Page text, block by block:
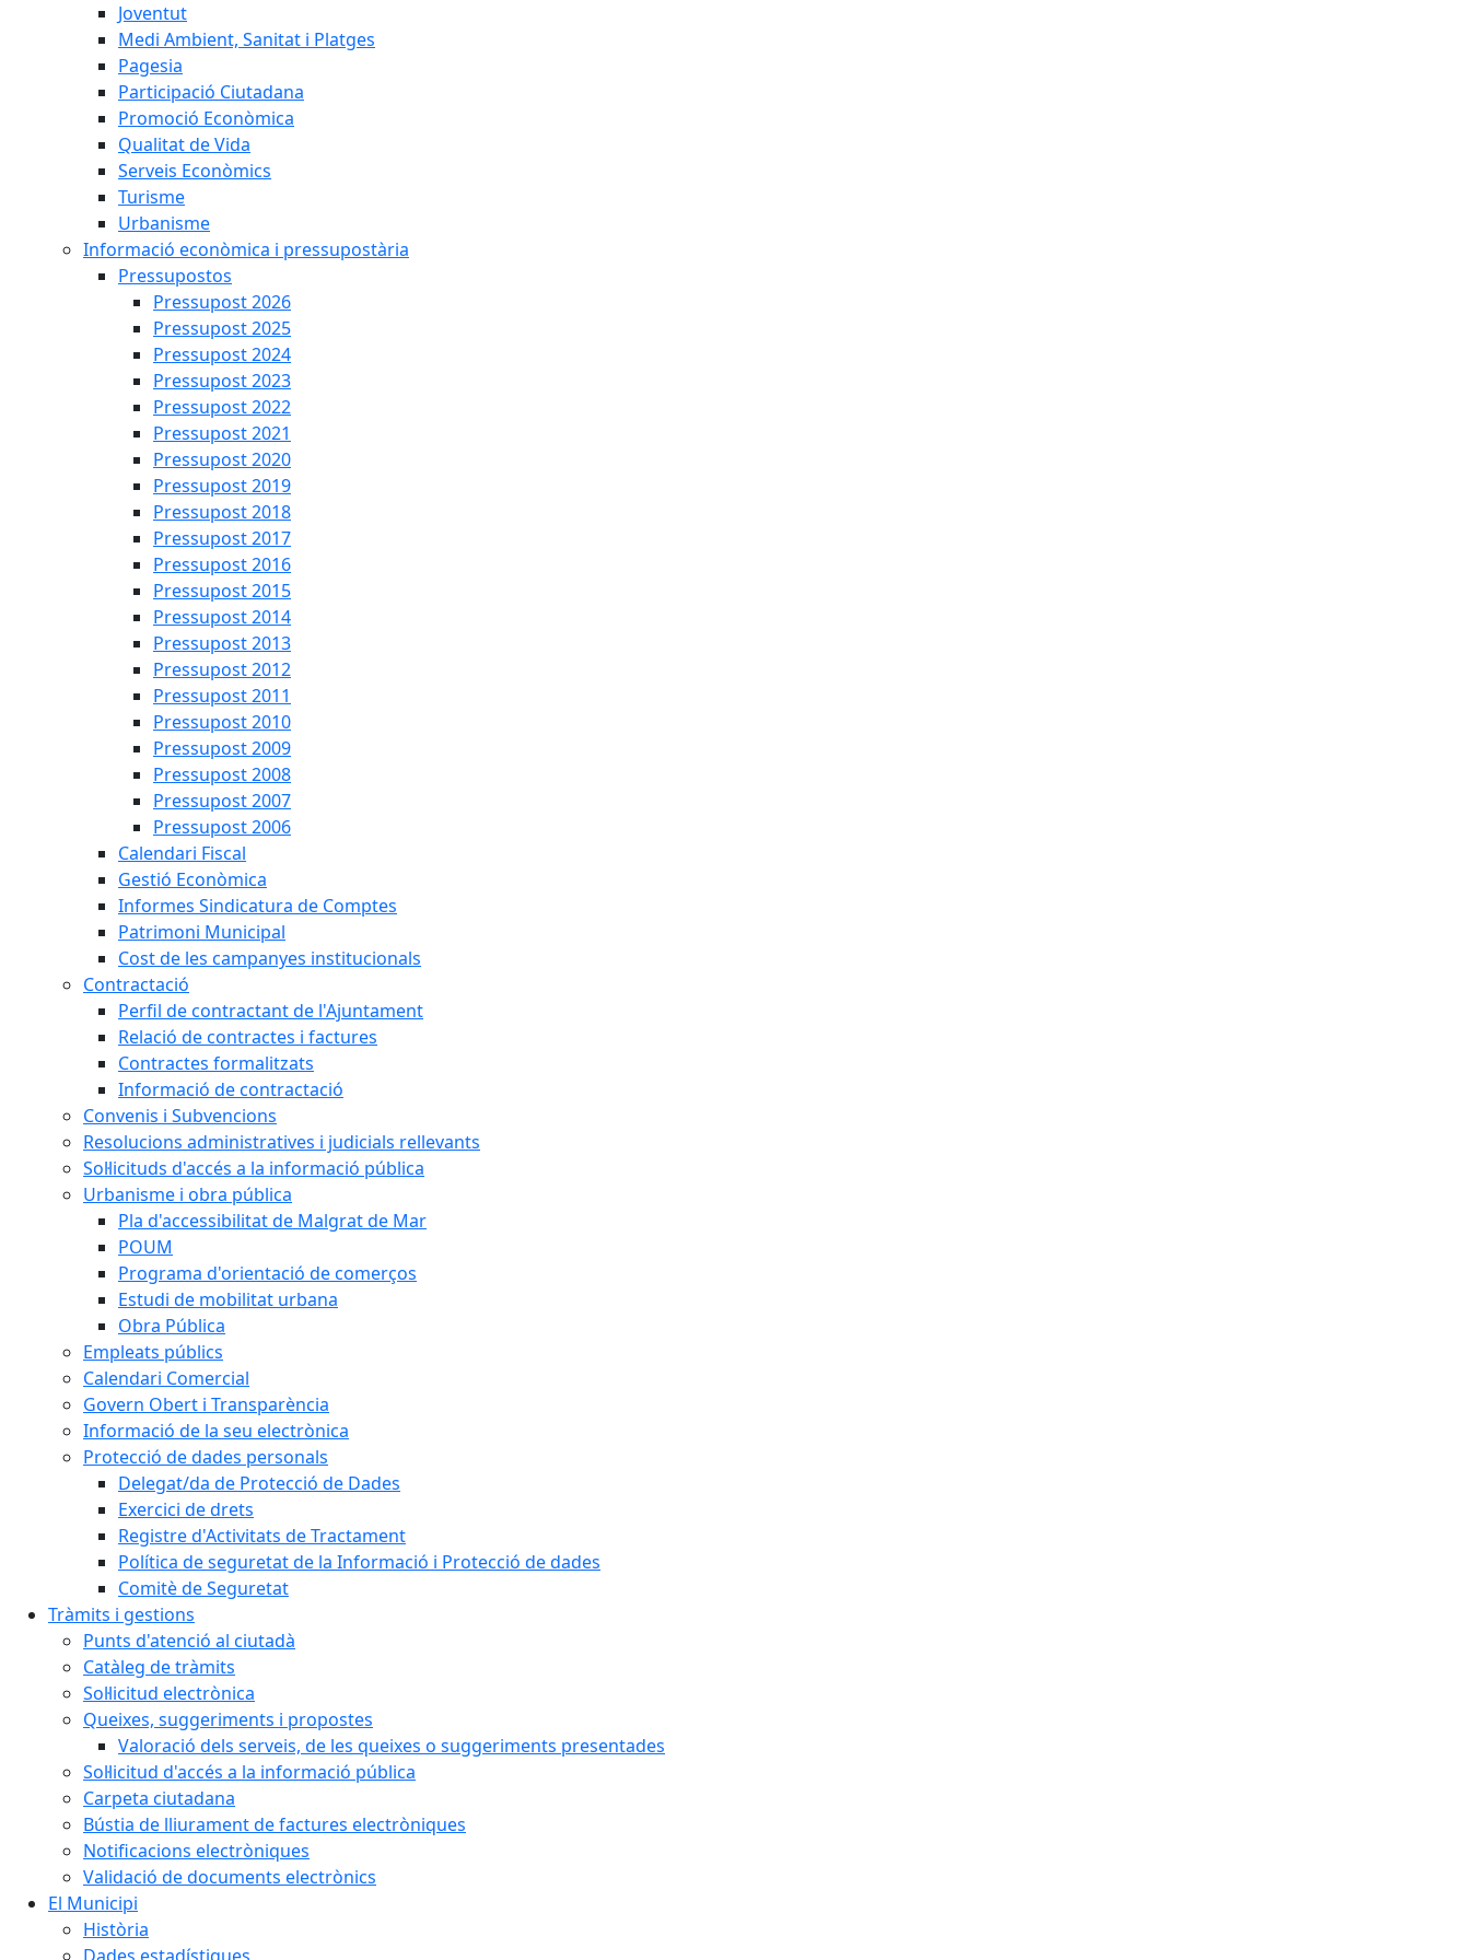
Joventut
Medi Ambient, Sanitat i Platges
Pagesia
Participació Ciutadana
Promoció Econòmica
Qualitat de Vida
Serveis Econòmics
Turisme
Urbanisme
Informació econòmica i pressupostària
Pressupostos
Pressupost 2026
Pressupost 2025
Pressupost 2024
Pressupost 2023
Pressupost 2022
Pressupost 2021
Pressupost 2020
Pressupost 2019
Pressupost 2018
Pressupost 2017
Pressupost 2016
Pressupost 2015
Pressupost 2014
Pressupost 2013
Pressupost 2012
Pressupost 2011
Pressupost 2010
Pressupost 2009
Pressupost 2008
Pressupost 2007
Pressupost 2006
Calendari Fiscal
Gestió Econòmica
Informes Sindicatura de Comptes
Patrimoni Municipal
Cost de les campanyes institucionals
Contractació
Perfil de contractant de l'Ajuntament
Relació de contractes i factures
Contractes formalitzats
Informació de contractació
Convenis i Subvencions
Resolucions administratives i judicials rellevants
Sol·licituds d'accés a la informació pública
Urbanisme i obra pública
Pla d'accessibilitat de Malgrat de Mar
POUM
Programa d'orientació de comerços
Estudi de mobilitat urbana
Obra Pública
Empleats públics
Calendari Comercial
Govern Obert i Transparència
Informació de la seu electrònica
Protecció de dades personals
Delegat/da de Protecció de Dades
Exercici de drets
Registre d'Activitats de Tractament
Política de seguretat de la Informació i Protecció de dades
Comitè de Seguretat
Tràmits i gestions
Punts d'atenció al ciutadà
Catàleg de tràmits
Sol·licitud electrònica
Queixes, suggeriments i propostes
Valoració dels serveis, de les queixes o suggeriments presentades
Sol·licitud d'accés a la informació pública
Carpeta ciutadana
Bústia de lliurament de factures electròniques
Notificacions electròniques
Validació de documents electrònics
El Municipi
Història